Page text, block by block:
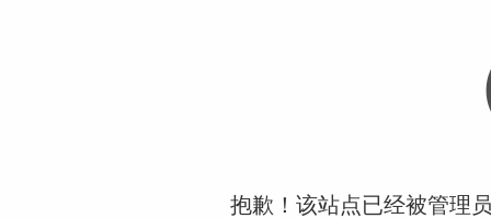
抱歉！该站点已经被管理